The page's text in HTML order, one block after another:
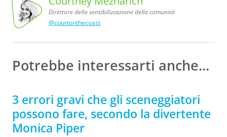
Courtney
Meznarich,
Direttore
della
sensibilizzazione
della
comunità
Direttore della sensibilizzazione della comunità
@courtonthecoast
Potrebbe interessarti anche...
3 errori gravi che gli sceneggiatori
possono fare, secondo la divertente
Monica Piper